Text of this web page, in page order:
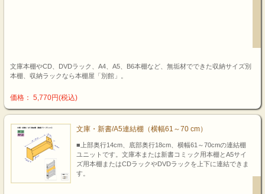
文庫本棚やCD、DVDラック、A4、A5、B6本棚など、無垢材でできた収納サイズ別
本棚、収納ラックなら本棚屋「別館」。
価格： 5,770円(税込)
文庫・新書/A5連結棚（横幅61～70 cm）
■上部奥行14cm、底部奥行18cm、横幅61～70cmの連結棚
ユニットです。文庫本または新書コミック用本棚とA5サイ
ズ用本棚またはCDラックやDVDラックを上下に連結できま
す。